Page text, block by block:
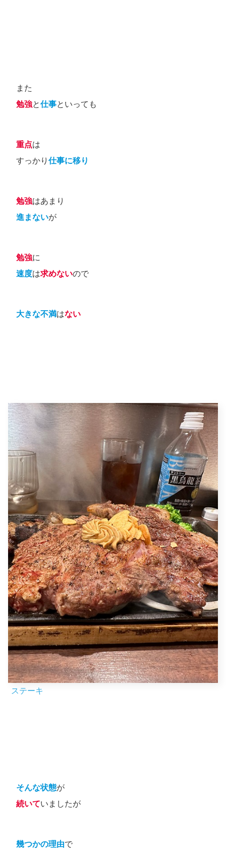
また
勉強と仕事といっても
重点は
すっかり 仕事に移り
勉強はあまり
進まないが
勉強に
速度は求めないので
大きな不満はない
ステーキ
そんな状態が
続いていましたが
幾つかの理由で